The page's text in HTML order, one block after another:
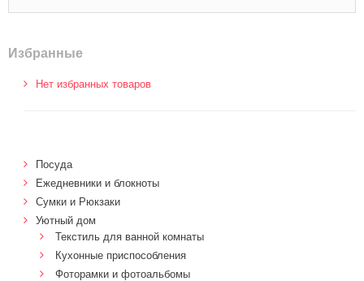
Избранные
Нет избранных товаров
Посуда
Ежедневники и блокноты
Сумки и Рюкзаки
Уютный дом
Текстиль для ванной комнаты
Кухонные приспособления
Фоторамки и фотоальбомы